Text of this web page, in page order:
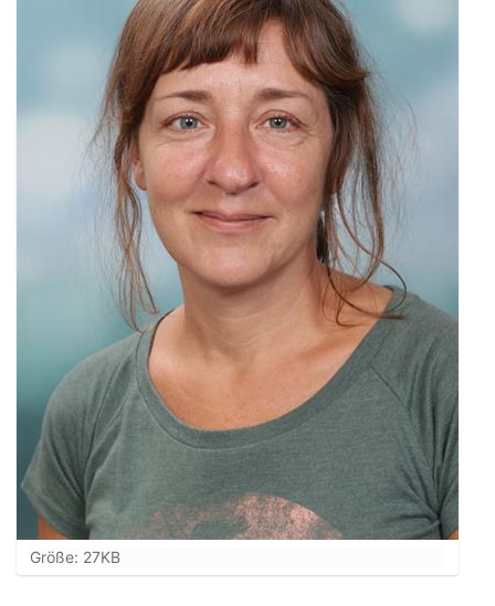
Z
e
Größe: 27KB